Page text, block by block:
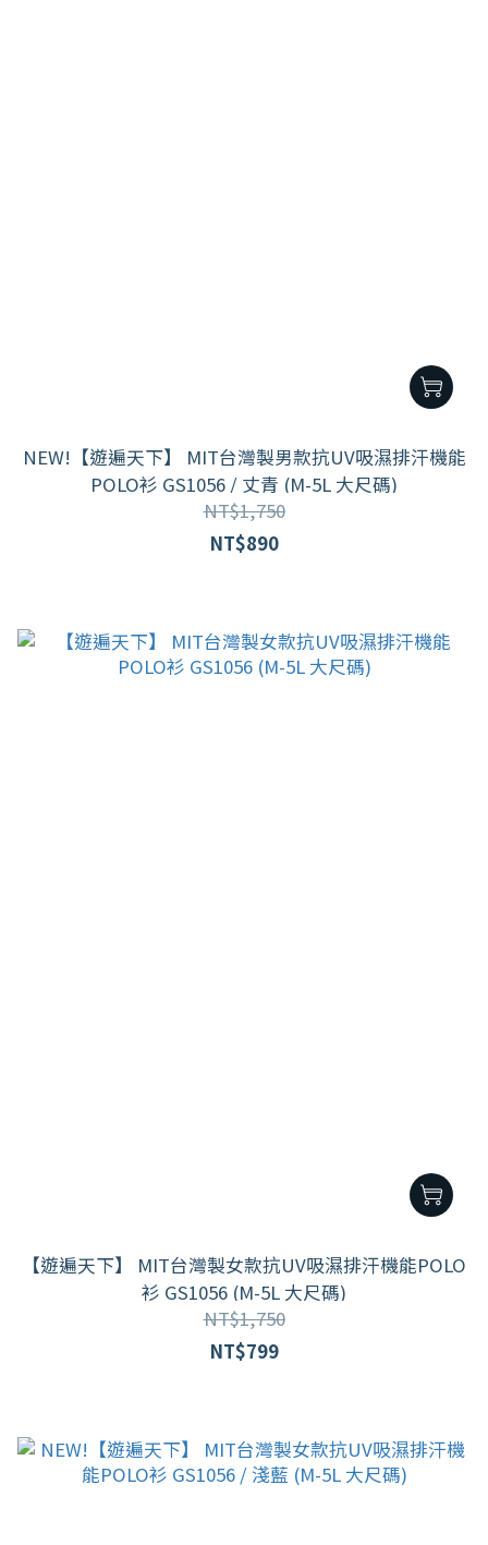
NEW!【遊遍天下】 MIT台灣製男款抗UV吸濕排汗機能
POLO衫 GS1056 / 丈青 (M-5L 大尺碼)
NT$1,750
NT$890
【遊遍天下】 MIT台灣製女款抗UV吸濕排汗機能POLO
衫 GS1056 (M-5L 大尺碼)
NT$1,750
NT$799